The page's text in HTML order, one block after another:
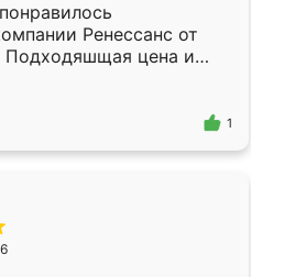
Ренессанс от
Подходяшщая цена и
Приехавший
Владислав
эскизу самый
1